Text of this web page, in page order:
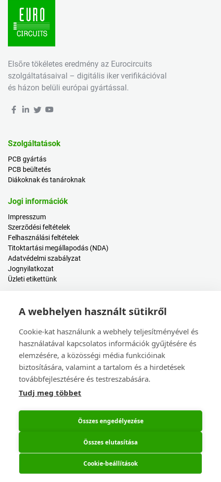
Elsőre tökéletes eredmény az Eurocircuits
szolgáltatásaival – digitális iker verifikációval
és házon belüli európai gyártással.
Szolgáltatások
PCB gyártás
PCB beültetés
Diákoknak és tanároknak
Jogi információk
Impresszum
Szerződési feltételek
Felhasználási feltételek
Titoktartási megállapodás (NDA)
Adatvédelmi szabályzat
Jognyilatkozat
Üzleti etikettünk
Árkalkulátor
Súgóközpont
Blogbejegyzések
Események
Kapcsolat
Értékesítés és ügyfélszolgálat
A webhelyen használt sütikről
Cookie-kat használunk a webhely teljesítményével és
használatával kapcsolatos információk gyűjtésére és
elemzésére, a közösségi média funkcióinak
biztosítására, valamint a tartalom és a hirdetések
továbbfejlesztésére és testreszabására.
Tudj meg többet
Összes engedélyezése
Összes elutasítása
Cookie-beállítások